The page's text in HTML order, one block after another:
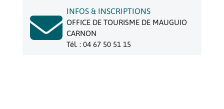

INFOS & INSCRIPTIONS
OFFICE DE TOURISME DE MAUGUIO
CARNON
Tél. : 04 67 50 51 15